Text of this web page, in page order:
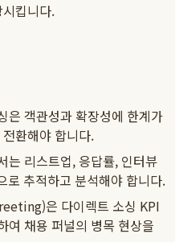
킵니다.
은 객관성과 확장성에 한계가
환해야 합니다.
는 리스트업, 응답률, 인터뷰
로 추적하고 분석해야 합니다.
은 다이렉트 소싱 KPI
여 채용 퍼널의 병목 현상을